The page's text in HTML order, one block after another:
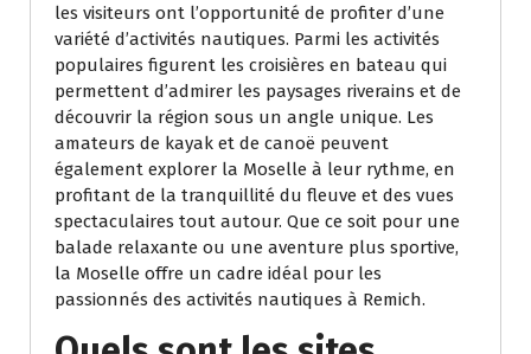
les visiteurs ont l’opportunité de profiter d’une
variété d’activités nautiques. Parmi les activités
populaires figurent les croisières en bateau qui
permettent d’admirer les paysages riverains et de
découvrir la région sous un angle unique. Les
amateurs de kayak et de canoë peuvent
également explorer la Moselle à leur rythme, en
profitant de la tranquillité du fleuve et des vues
spectaculaires tout autour. Que ce soit pour une
balade relaxante ou une aventure plus sportive,
la Moselle offre un cadre idéal pour les
passionnés des activités nautiques à Remich.